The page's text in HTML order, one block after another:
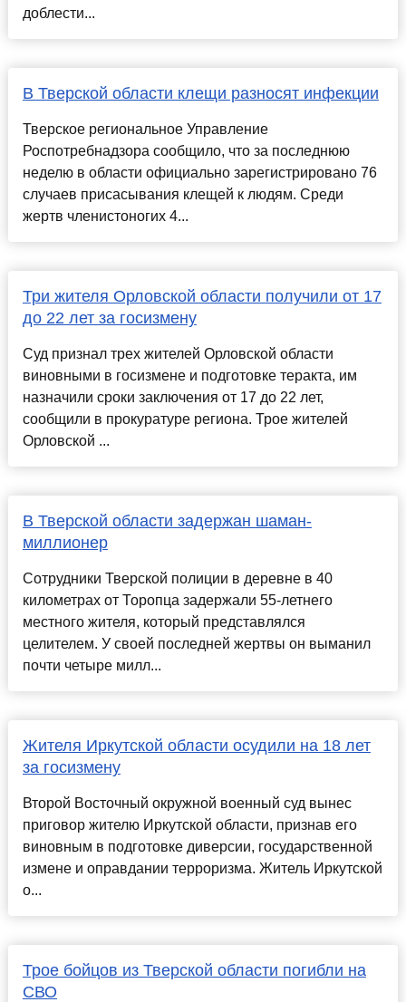
доблести...
В Тверской области клещи разносят инфекции
Тверское региональное Управление
Роспотребнадзора сообщило, что за последнюю
неделю в области официально зарегистрировано 76
случаев присасывания клещей к людям. Среди
жертв членистоногих 4...
Три жителя Орловской области получили от 17
до 22 лет за госизмену
Суд признал трех жителей Орловской области
виновными в госизмене и подготовке теракта, им
назначили сроки заключения от 17 до 22 лет,
сообщили в прокуратуре региона. Трое жителей
Орловской ...
В Тверской области задержан шаман-
миллионер
Сотрудники Тверской полиции в деревне в 40
километрах от Торопца задержали 55-летнего
местного жителя, который представлялся
целителем. У своей последней жертвы он выманил
почти четыре милл...
Жителя Иркутской области осудили на 18 лет
за госизмену
Второй Восточный окружной военный суд вынес
приговор жителю Иркутской области, признав его
виновным в подготовке диверсии, государственной
измене и оправдании терроризма. Житель Иркутской
о...
Трое бойцов из Тверской области погибли на
СВО